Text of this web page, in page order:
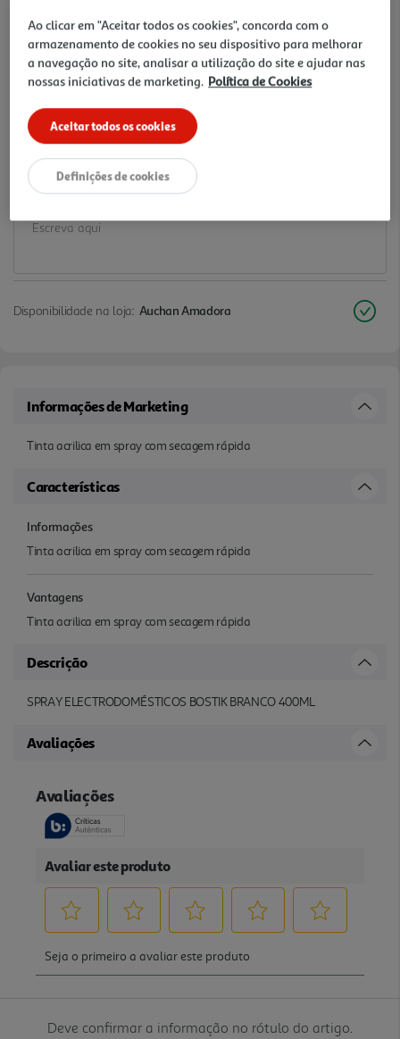
Tinta acrilica em spray com secagem rápida
4,99 €
Notas de preparação
Disponibilidade na loja: Auchan Amadora
Informações de Marketing
Tinta acrilica em spray com secagem rápida
Características
Informações
Tinta acrilica em spray com secagem rápida
Vantagens
Tinta acrilica em spray com secagem rápida
Descrição
SPRAY ELECTRODOMÉSTICOS BOSTIK BRANCO 400ML
Avaliações
Deve confirmar a informação no rótulo do artigo.
Ao clicar em "Aceitar todos os cookies", concorda com o
armazenamento de cookies no seu dispositivo para melhorar
a navegação no site, analisar a utilização do site e ajudar nas
nossas iniciativas de marketing. Política de Cookies
Aceitar todos os cookies
Definições de cookies